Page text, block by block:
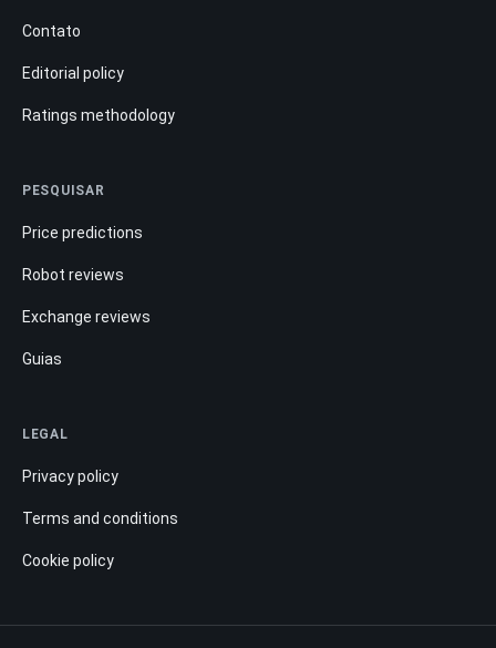
Contato
Editorial policy
Ratings methodology
PESQUISAR
Price predictions
Robot reviews
Exchange reviews
Guias
LEGAL
Privacy policy
Terms and conditions
Cookie policy